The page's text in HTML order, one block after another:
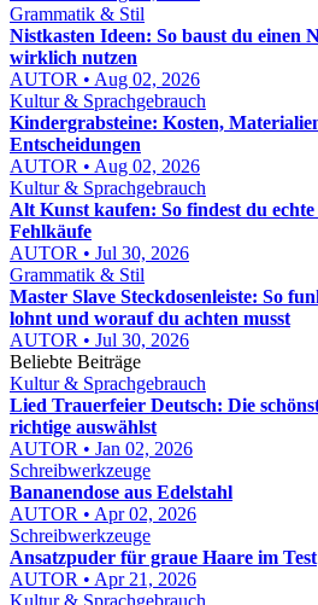
Grammatik & Stil
Nistkasten Ideen: So baust du einen
wirklich nutzen
AUTOR • Aug 02, 2026
Kultur & Sprachgebrauch
Kindergrabsteine: Kosten,
Entscheidungen
AUTOR • Aug 02, 2026
Kultur & Sprachgebrauch
Alt Kunst kaufen: So findest du
Fehlkäufe
AUTOR • Jul 30, 2026
Grammatik & Stil
Master Slave Steckdosenleiste: So
lohnt und worauf du achten musst
AUTOR • Jul 30, 2026
Beliebte Beiträge
Kultur & Sprachgebrauch
Lied Trauerfeier Deutsch: Die
richtige auswählst
AUTOR • Jan 02, 2026
Schreibwerkzeuge
Bananendose aus Edelstahl
AUTOR • Apr 02, 2026
Schreibwerkzeuge
Ansatzpuder für graue Haare im Test
AUTOR • Apr 21, 2026
Kultur & Sprachgebrauch